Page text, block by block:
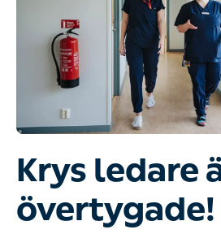
Krys ledare
övertygade!